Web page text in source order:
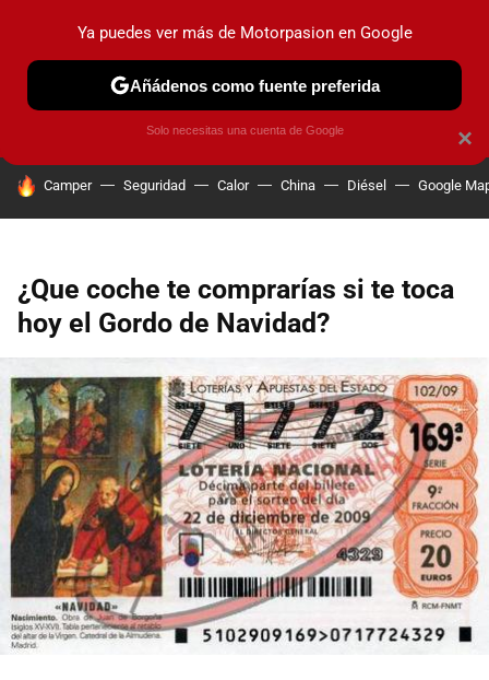
PRUEBAS COCHES ELÉCTRICOS OBSERVATORIO
HOY SE HABLA DE
Camper Seguridad Calor China Diésel Google
¿Que coche te comprarías si te toca
hoy el Gordo de Navidad?
×
Ya puedes ver más de Motorpasion en Google
Añádenos como fuente preferida
Solo necesitas una cuenta de Google